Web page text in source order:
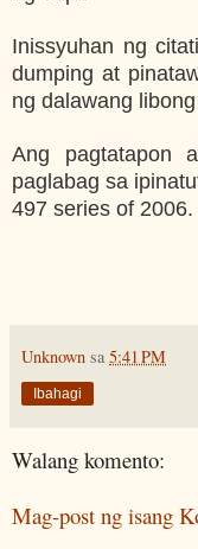
Inissyuhan ng
dumping at
ng dalawang
Ang pagtatapon
paglabag sa
497 series of 2006.
Unknown sa 5:41 PM
Ibahagi
Walang komento:
Mag-post ng isang